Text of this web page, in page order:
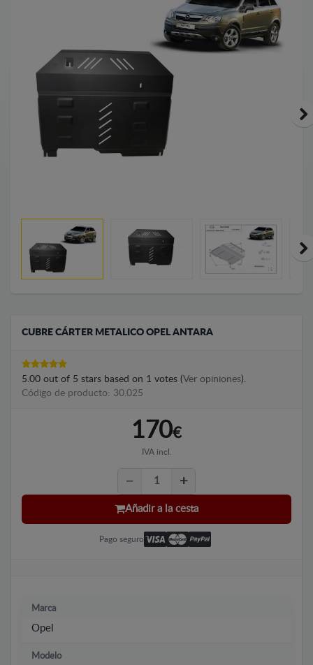
CUBRE CÁRTER METALICO OPEL ANTARA
5.00 out of 5 stars based on 1 votes (Ver opiniones).
Código de producto: 30.025
170€
IVA incl.
Añadir a la cesta
Pago seguro
Marca
Opel
Modelo